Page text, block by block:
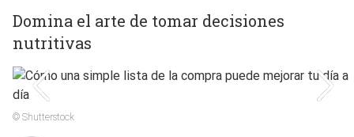
Domina el arte de tomar decisiones
nutritivas
© Shutterstock